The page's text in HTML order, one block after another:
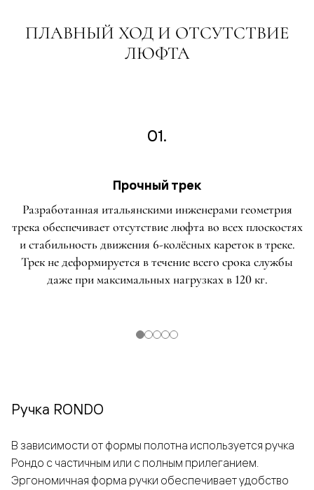
ПЛАВНЫЙ ХОД И ОТСУТСТВИЕ
ЛЮФТА
01.
Прочный трек
Разработанная итальянскими инженерами геометрия
трека обеспечивает отсутствие люфта во всех плоскостях
и стабильность движения 6-колёсных кареток в треке.
Трек не деформируется в течение всего срока службы
даже при максимальных нагрузках в 120 кг.
Ручка RONDO
В зависимости от формы полотна используется ручка
Рондо с частичным или с полным прилеганием.
Эргономичная форма ручки обеспечивает удобство